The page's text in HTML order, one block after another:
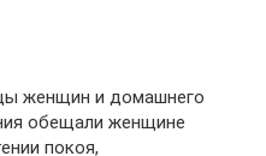
женщин и домашнего
обещали женщине
покоя,